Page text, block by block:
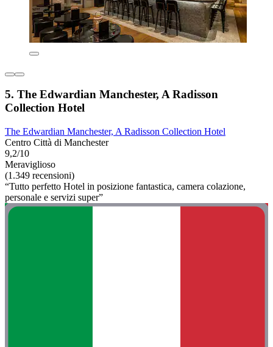
5. The Edwardian Manchester, A Radisson
Collection Hotel
The Edwardian Manchester, A Radisson Collection Hotel
Centro Città di Manchester
9,2/10
Meraviglioso
(1.349 recensioni)
“Tutto perfetto Hotel in posizione fantastica, camera colazione,
personale e servizi super”